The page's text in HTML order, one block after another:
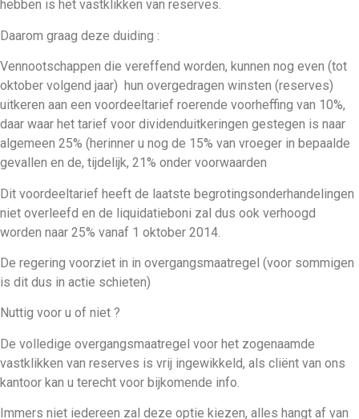
hebben is het vastklikken van reserves.
Daarom graag deze duiding :
Vennootschappen die vereffend worden, kunnen nog even (tot
oktober volgend jaar) hun overgedragen winsten (reserves)
uitkeren aan een voordeeltarief roerende voorheffing van 10%,
daar waar het tarief voor dividenduitkeringen gestegen is naar
algemeen 25% (herinner u nog de 15% van vroeger in bepaalde
gevallen en de, tijdelijk, 21% onder voorwaarden
Dit voordeeltarief heeft de laatste begrotingsonderhandelingen
niet overleefd en de liquidatieboni zal dus ook verhoogd
worden naar 25% vanaf 1 oktober 2014.
De regering voorziet in in overgangsmaatregel (voor sommigen
is dit dus in actie schieten)
Nuttig voor u of niet ?
De volledige overgangsmaatregel voor het zogenaamde
vastklikken van reserves is vrij ingewikkeld, als cliënt van ons
kantoor kan u terecht voor bijkomende info.
Immers niet iedereen zal deze optie kiezen, alles hangt af van